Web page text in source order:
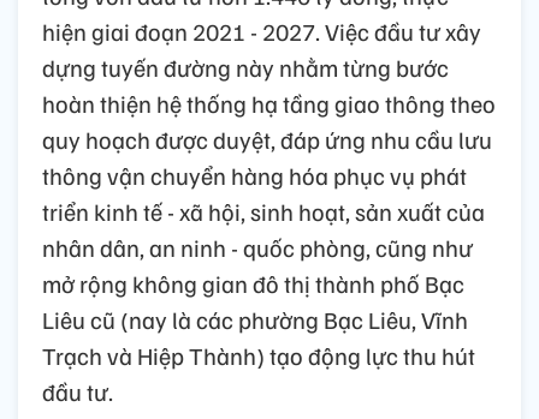
hiện giai đoạn 2021 - 2027. Việc đầu tư xây
dựng tuyến đường này nhằm từng bước
hoàn thiện hệ thống hạ tầng giao thông theo
quy hoạch được duyệt, đáp ứng nhu cầu lưu
thông vận chuyển hàng hóa phục vụ phát
triển kinh tế - xã hội, sinh hoạt, sản xuất của
nhân dân, an ninh - quốc phòng, cũng như
mở rộng không gian đô thị thành phố Bạc
Liêu cũ (nay là các phường Bạc Liêu, Vĩnh
Trạch và Hiệp Thành) tạo động lực thu hút
đầu tư.